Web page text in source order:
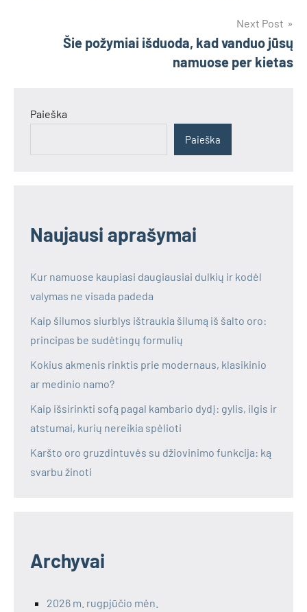
Next Post
Šie požymiai išduoda, kad vanduo jūsų
namuose per kietas
Paieška
Paieška
Naujausi aprašymai
Kur namuose kaupiasi daugiausiai dulkių ir kodėl
valymas ne visada padeda
Kaip šilumos siurblys ištraukia šilumą iš šalto oro:
principas be sudėtingų formulių
Kokius akmenis rinktis prie modernaus, klasikinio
ar medinio namo?
Kaip išsirinkti sofą pagal kambario dydį: gylis, ilgis ir
atstumai, kurių nereikia spėlioti
Karšto oro gruzdintuvės su džiovinimo funkcija: ką
svarbu žinoti
Archyvai
2026 m. rugpjūčio mėn.